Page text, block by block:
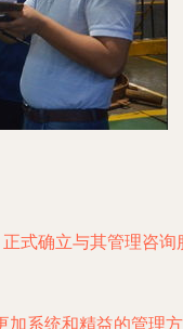
式确立与其管理咨
系统和精益的管理